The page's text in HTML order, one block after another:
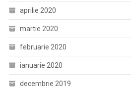
aprilie 2020
martie 2020
februarie 2020
ianuarie 2020
decembrie 2019